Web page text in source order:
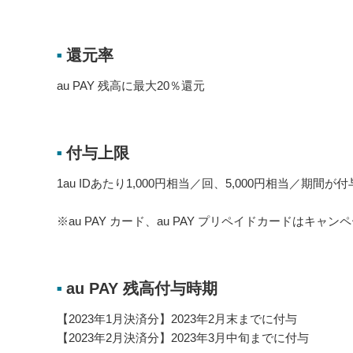
■ 還元率
au PAY 残高に最大20％還元
■ 付与上限
1au IDあたり1,000円相当／回、5,000円相当／期間が付
※au PAY カード、au PAY プリペイドカードはキャン
■ au PAY 残高付与時期
【2023年1月決済分】2023年2月末までに付与
【2023年2月決済分】2023年3月中旬までに付与